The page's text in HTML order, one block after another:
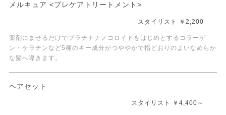
メルキュア <プレケアトリートメント>
スタイリスト ￥2,200
薬剤にまぜるだけでプラチナナノコロイドをはじめとするコラーゲ
ン・ケラチンなど5種のキー成分がつややかで指どおりのよいなめらか
な髪へ導きます。
ヘアセット
スタイリスト ￥4,400～